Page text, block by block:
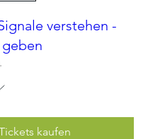
verstehen -
kaufen